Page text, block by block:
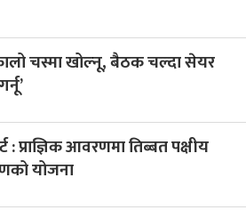
चस्मा खोल्नू, बैठक चल्दा सेयर
: प्राज्ञिक आवरणमा तिब्बत पक्षीय
योजना